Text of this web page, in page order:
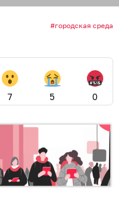
городская среда
7 5 0